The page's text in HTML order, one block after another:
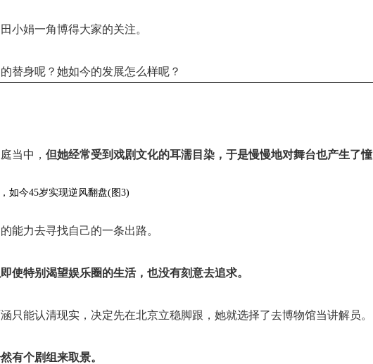
小娟一角博得大家的关注。
替身呢？她如今的发展怎么样呢？
当中， 但她经常受到戏剧文化的耳濡目染，于是慢慢地对舞台也产生了憧
能力去寻找自己的一条出路。
使特别渴望娱乐圈的生活，也没有刻意去追求。
只能认清现实，决定先在北京立稳脚跟，她就选择了去博物馆当讲解员。
有个剧组来取景。